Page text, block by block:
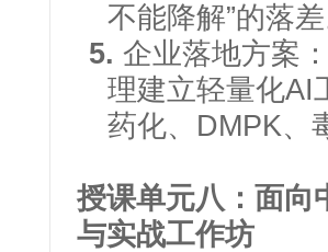
不能降解”的落
5.企业落地方案
理建立轻量化AI
药化、DMPK、
授课单元八：面向
与实战工作坊